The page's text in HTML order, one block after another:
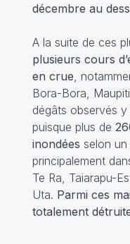
décembre au
A la suite de ces
plusieurs cours
en crue,
Bora-Bora,
dégâts observés
puisque plus de
inondées selon un
principalement
Te Ra, Taiarapu-
Uta. Parmi ces
totalement